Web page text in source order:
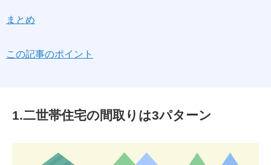
まとめ
この記事のポイント
1.二世帯住宅の間取りは3パターン